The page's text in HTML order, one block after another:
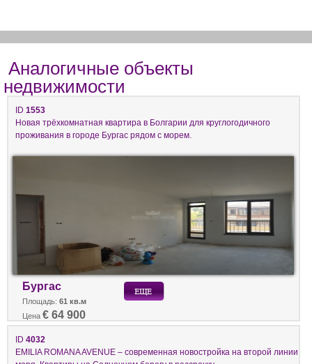
Аналогичные объекты
недвижимости
ID 1553
Новая трёхкомнатная квартира в Болгарии для круглогодичного
проживания в городе Бургас рядом с морем.
Бургас
Площадь: 61 кв.м
Цена € 64 900
ID 4032
EMILIA ROMANA AVENUE – современная новостройка на второй линии